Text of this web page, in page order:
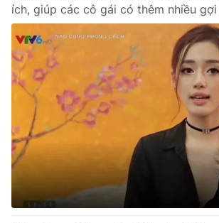
ích, giúp các cô gái có thêm nhiều